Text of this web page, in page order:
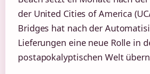
der United Cities of America
Bridges hat nach der
Lieferungen eine neue Rolle in
postapokalyptischen Welt